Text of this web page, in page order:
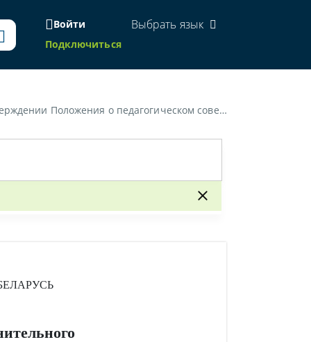
Войти
Подключиться
Выбрать язык
учреждения дополнительного образования детей и молодежи»